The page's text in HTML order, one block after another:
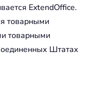
ExtendOffice.
товарными
товарными
Штатах